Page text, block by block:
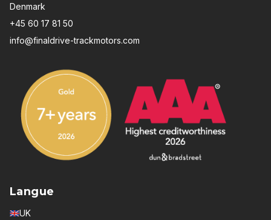
Denmark
+45 60 17 81 50
info@finaldrive-trackmotors.com
Langue
UK